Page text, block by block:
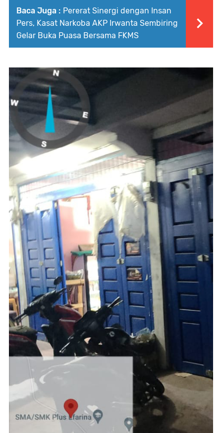
Baca Juga : Pererat Sinergi dengan Insan
Pers, Kasat Narkoba AKP Irwanta Sembiring
Gelar Buka Puasa Bersama FKMS